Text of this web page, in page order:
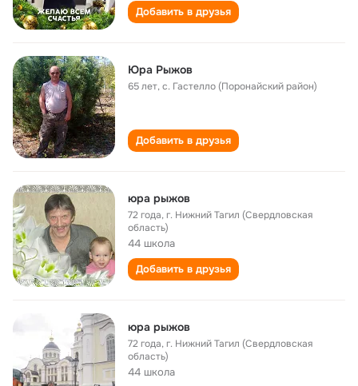
Добавить в друзья
Юра Рыжов
65 лет,с. Гастелло (Поронайский район)
Добавить в друзья
юра рыжов
72 года,г. Нижний Тагил (Свердловская
область)
44 школа
Добавить в друзья
юра рыжов
72 года,г. Нижний Тагил (Свердловская
область)
44 школа